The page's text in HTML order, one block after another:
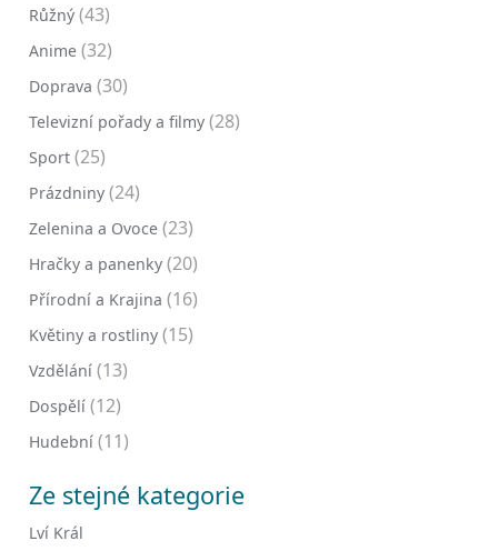
Růžný (43)
Anime (32)
Doprava (30)
Televizní pořady a filmy (28)
Sport (25)
Prázdniny (24)
Zelenina a Ovoce (23)
Hračky a panenky (20)
Přírodní a Krajina (16)
Květiny a rostliny (15)
Vzdělání (13)
Dospělí (12)
Hudební (11)
Ze stejné kategorie
Lví Král